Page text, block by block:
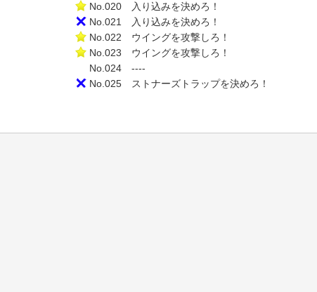
No.020 入り込みを決めろ！
No.021 入り込みを決めろ！
No.022 ウイングを攻撃しろ！
No.023 ウイングを攻撃しろ！
No.024 ----
No.025 ストナーズトラップを決めろ！